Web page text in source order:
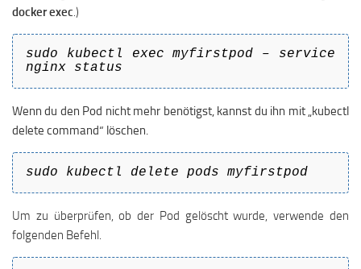
docker exec.)
sudo kubectl exec myfirstpod – service
nginx status
Wenn du den Pod nicht mehr benötigst, kannst du ihn mit „kubectl
delete command“ löschen.
sudo kubectl delete pods myfirstpod
Um zu überprüfen, ob der Pod gelöscht wurde, verwende den
folgenden Befehl.